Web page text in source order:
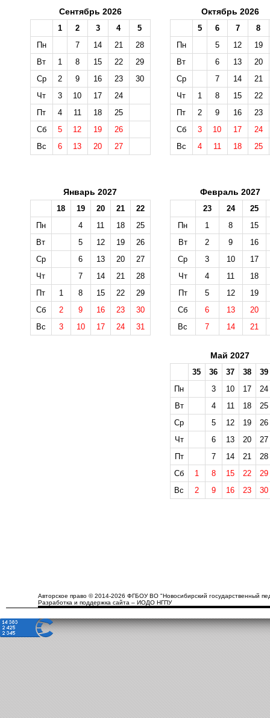
Сентябрь 2026
1 2 3 4
5
Пн
7 14 21
28
Вт
1 8 15 22
29
Ср
2 9 16 23
30
Чт
3 10 17
24
Пт
4 11 18
25
Сб
5 12 19
26
Вс
6 13 20 27
Октябрь 2026
5 6 7
8
Пн
5 12
19
Вт
6 13
20
Ср
7 14
21
Чт
1 8 15
22
Пт
2 9 16
23
Сб
3 10 17
24
Вс
4 11 18 25
Январь 2027
18 19 20 21
22
Пн
4 11 18
25
Вт
5 12 19
26
Ср
6 13 20
27
Чт
7 14 21
28
Пт
1 8 15 22
29
Сб
2 9 16 23
30
Вс
3 10 17 24 31
Февраль 2027
23 24
25
Пн
1 8
15
Вт
2 9
16
Ср
3 10
17
Чт
4 11
18
Пт
5 12
19
Сб
6 13
20
Вс
7 14 21
Май 2027
35 36 37 38
39
Пн
3 10 17
24
Вт
4 11 18
25
Ср
5 12 19
26
Чт
6 13 20
27
Пт
7 14 21
28
Сб
1 8 15 22
29
Вс
2 9 16 23 30
Авторское право © 2014-2026 ФГБОУ ВО "Новосибирский государственный
Разработка и поддержка сайта – ИОДО НГПУ